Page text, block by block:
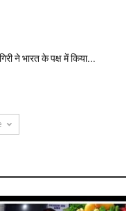
ने भारत के पक्ष में किया...